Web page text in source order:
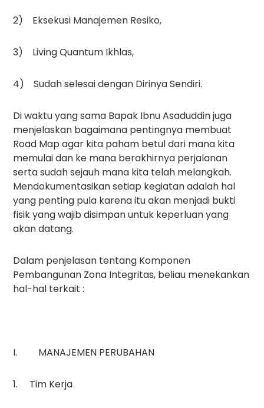
2) Eksekusi Manajemen Resiko,
3) Living Quantum Ikhlas,
4) Sudah selesai dengan Dirinya Sendiri.
Di waktu yang sama Bapak Ibnu Asaduddin juga
menjelaskan bagaimana pentingnya membuat
Road Map agar kita paham betul dari mana kita
memulai dan ke mana berakhirnya perjalanan
serta sudah sejauh mana kita telah melangkah.
Mendokumentasikan setiap kegiatan adalah hal
yang penting pula karena itu akan menjadi bukti
fisik yang wajib disimpan untuk keperluan yang
akan datang.
Dalam penjelasan tentang Komponen
Pembangunan Zona Integritas, beliau menekankan
hal-hal terkait :
I. MANAJEMEN PERUBAHAN
1. Tim Kerja